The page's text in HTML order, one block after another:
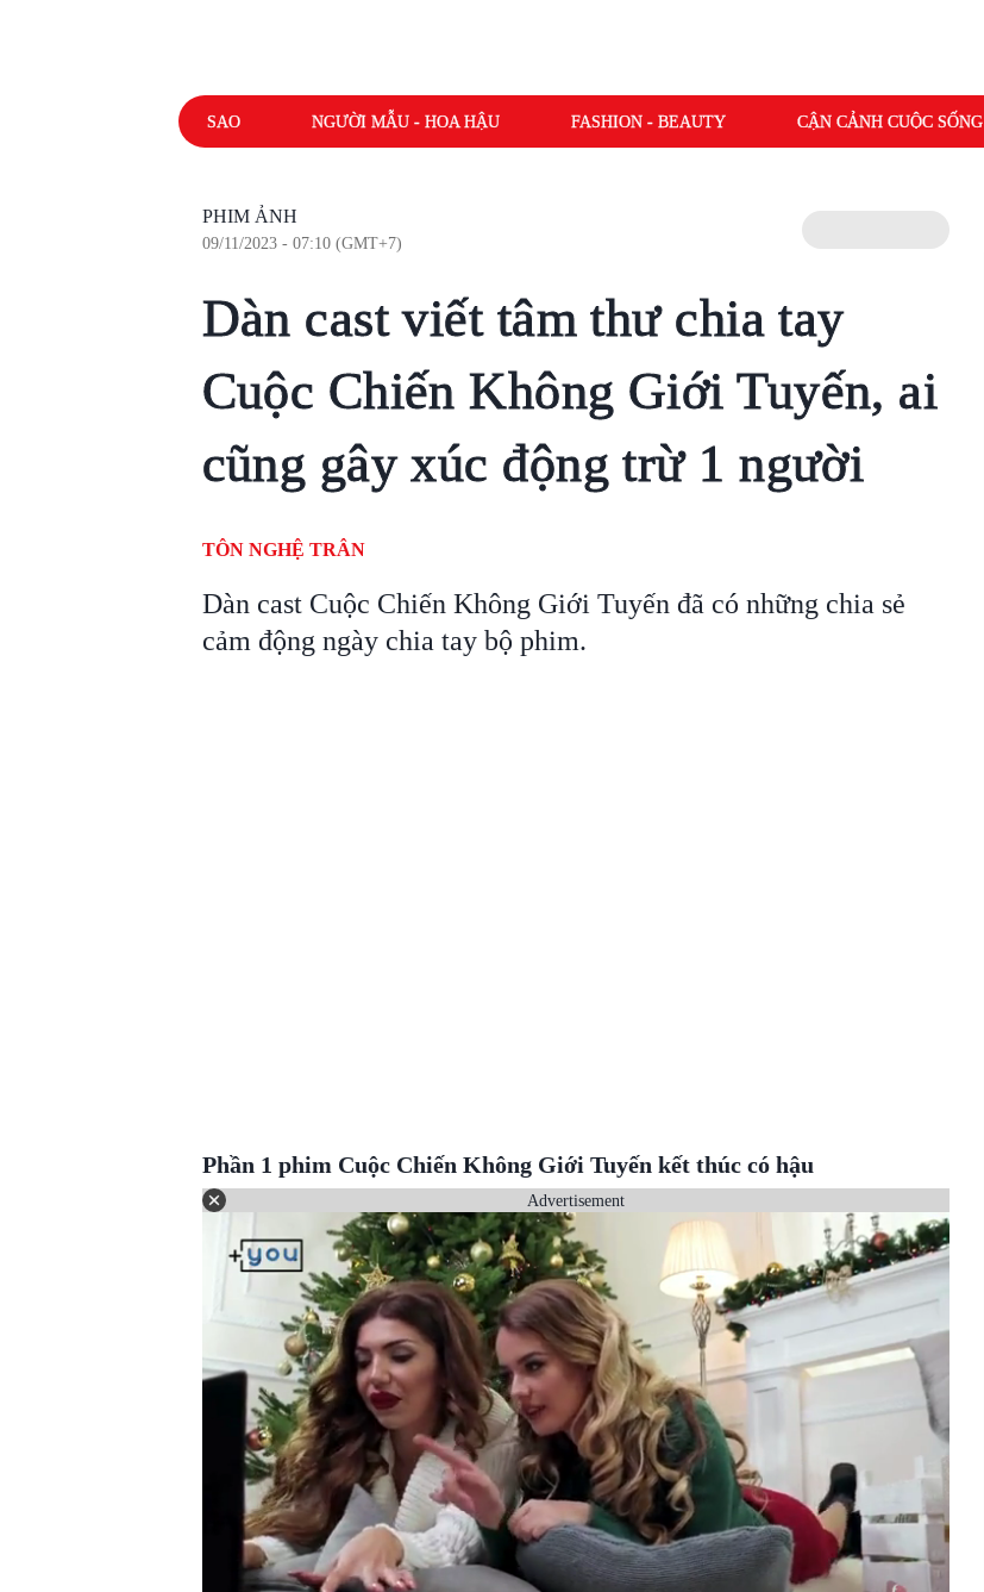
SAO NGƯỜI MẪU - HOA HẬU FASHION - BEAUTY CẬN CẢNH CUỘC SỐNG
PHIM ẢNH
09/11/2023 - 07:10 (GMT+7)
Dàn cast viết tâm thư chia tay
Cuộc Chiến Không Giới Tuyến, ai
cũng gây xúc động trừ 1 người
TÔN NGHỆ TRÂN
Dàn cast Cuộc Chiến Không Giới Tuyến đã có những chia sẻ
cảm động ngày chia tay bộ phim.
Phần 1 phim Cuộc Chiến Không Giới Tuyến kết thúc có hậu
Advertisement